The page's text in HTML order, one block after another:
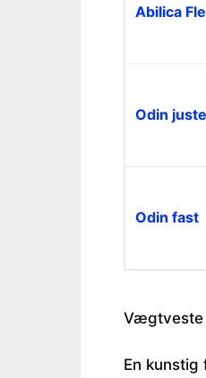
Abilica
Odin
Odin fast
Vægtveste
En